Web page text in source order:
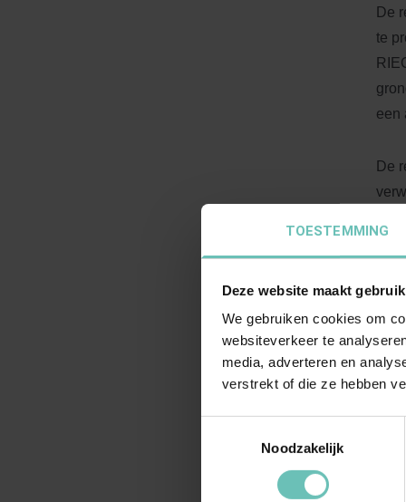
TOESTEMMING
Deze website maakt
We gebruiken cookies om
websiteverkeer te
media, adverteren en
verstrekt of die ze hebben
Noodzakelijk
De
te
een
De
Uit